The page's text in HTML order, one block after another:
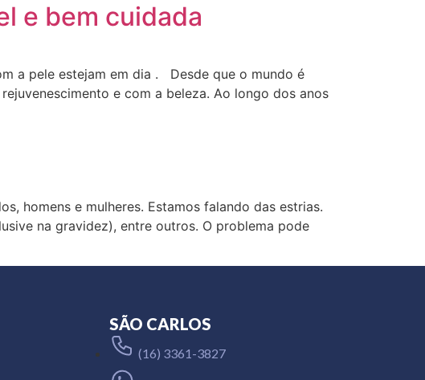
e bem cuidada
a pele estejam em dia . Desde que o mundo é
e com a beleza. Ao longo dos anos
homens e mulheres. Estamos falando das estrias.
na gravidez), entre outros. O problema pode
SÃO CARLOS
(16) 3361-3827